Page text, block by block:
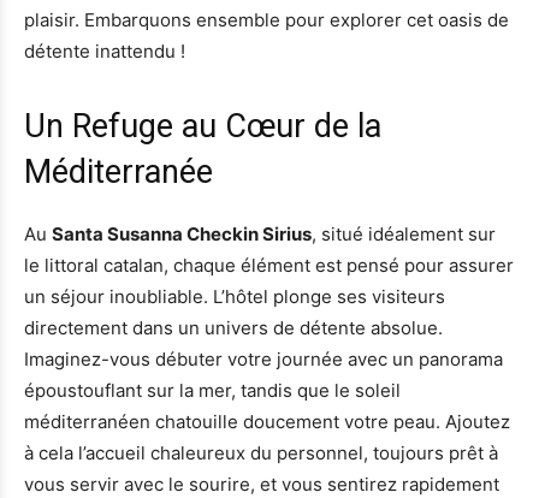
plaisir. Embarquons ensemble pour explorer cet oasis de
détente inattendu !
Un Refuge au Cœur de la
Méditerranée
Au Santa Susanna Checkin Sirius, situé idéalement sur
le littoral catalan, chaque élément est pensé pour assurer
un séjour inoubliable. L’hôtel plonge ses visiteurs
directement dans un univers de détente absolue.
Imaginez-vous débuter votre journée avec un panorama
époustouflant sur la mer, tandis que le soleil
méditerranéen chatouille doucement votre peau. Ajoutez
à cela l’accueil chaleureux du personnel, toujours prêt à
vous servir avec le sourire, et vous sentirez rapidement